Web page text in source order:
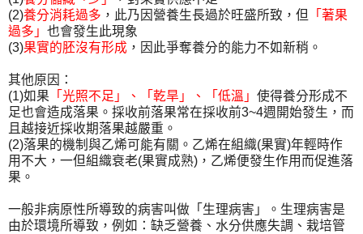
(2)養分消耗過多 ，此乃因營養生長過於旺盛所致，但
「著果
過多」 也會發生此現象
(3)果實的胚沒有形成 ，因此爭奪養分的能力不如新稍。
其他原因：
(1)如果 「光照不足」、「乾旱」、「低溫」 使得養分形成不
足也會造成落果。採收前落果常在採收前3~4週開始發生，而
且越接近採收期落果越嚴重。
(2)落果的機制與乙烯可能有關。乙烯在組織(果實)年輕時作
用不大，一但組織衰老(果實成熟) ，乙烯便發生作用而促進落
果。
一般非病原性所導致的病害叫做「生理病害」。生理病害是
由於環境所導致，例如：缺乏營養、水分供應失調、栽培管